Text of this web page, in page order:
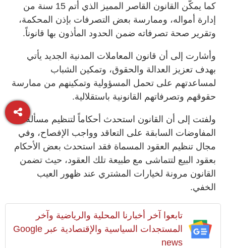
كما يمكّن القانون القاصر المميز الذي أتم 15 سنة من
إدارة أمواله، وممارسة بعض التصرفات بإذن المحكمة،
وتقرير صحة تصرفاته ضمن الحدود المأذون بها قانوناً.
وأشارت إلى أن قانون المعاملات المدنية الجديد يأتي
بهدف تعزيز العدالة والحقوق، وتمكين الشباب
لمساعدتهم على تحمل المسؤولية وتمكينهم من ممارسة
حقوقهم وتصرفاتهم القانونية باستقلالية.
ولفتت إلى أن القانون استحدث أحكاماً لتنظيم مسألة
المفاوضات السابقة على التعاقد وواجب الإفصاح، وفي
مجال تنظيم العقود المسماة فقد استحدث بعض الأحكام
بعقود البيع لتتماشى مع طبيعة تلك العقود، حيث تضمن
القانون مرونة لخيارات المشتري عند ظهور العيب
الخفي.
تابعوا آخر أخبارنا المحلية والرياضية وآخر
المستجدات السياسية والإقتصادية عبر Google
news